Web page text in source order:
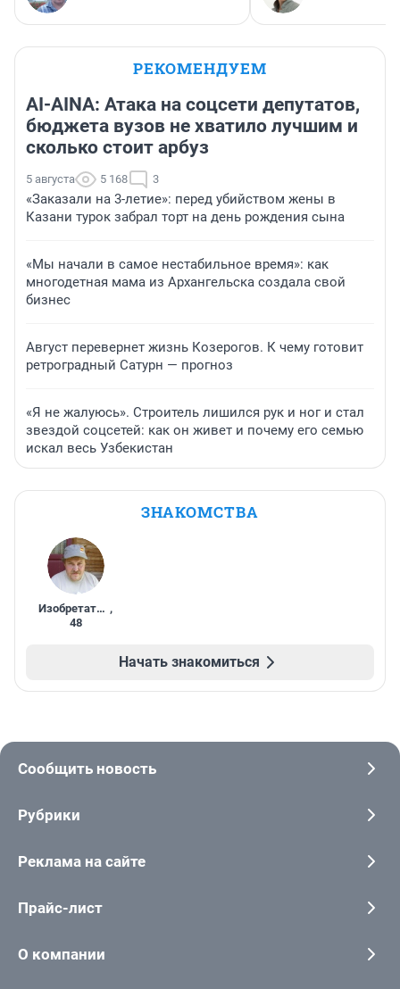
РЕКОМЕНДУЕМ
AI-AINA: Атака на соцсети депутатов,
бюджета вузов не хватило лучшим и
сколько стоит арбуз
5 августа 5 168 3
«Заказали на 3-летие»: перед убийством жены в
Казани турок забрал торт на день рождения сына
«Мы начали в самое нестабильное время»: как
многодетная мама из Архангельска создала свой
бизнес
Август перевернет жизнь Козерогов. К чему готовит
ретроградный Сатурн — прогноз
«Я не жалуюсь». Строитель лишился рук и ног и стал
звездой соцсетей: как он живет и почему его семью
искал весь Узбекистан
ЗНАКОМСТВА
Изобретатель ,
48
Начать знакомиться
Сообщить новость
Рубрики
Реклама на сайте
Прайс-лист
О компании